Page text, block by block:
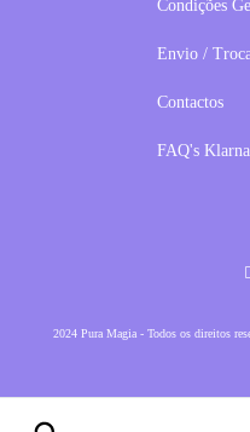
2024 Pura Magia - Todos os direitos
Condições
Envio /
Contactos
FAQ's Klarna